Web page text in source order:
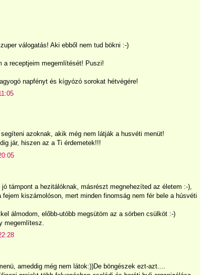
válogatás! Aki ebből nem tud bökni :-)
a receptjeim megemlítését! Puszi!
napfényt és kígyózó sorokat hétvégére!
segíteni azoknak, akik még nem látják a husvéti menüt!
jár, hiszen az a Ti érdemetek!!!
jó támpont a hezitálóknak, másrészt megnehezíted az életem :-),
fejem kiszámolóson, mert minden finomság nem fér bele a húsvéti
álmodom, előbb-utóbb megsütöm az a sörben csülköt :-)
megemlítesz.
ameddig még nem látok:))De böngészek ezt-azt....